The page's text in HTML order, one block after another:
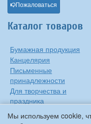
Мы используем cookie,
Пожаловаться
Каталог товаров
Бумажная продукция
Канцелярия
Письменные
принадлежности
Для творчества и
праздника
Оргтехника
Хозтовары